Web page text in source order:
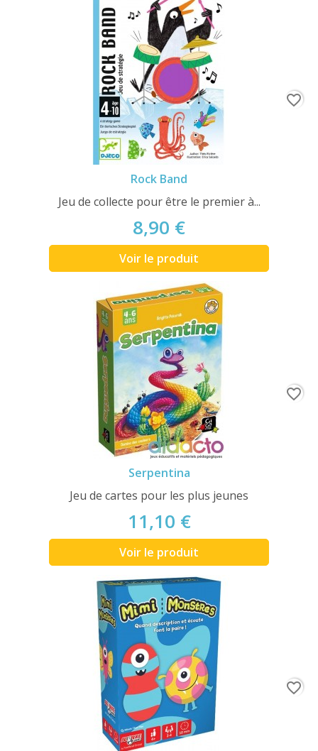
Rock Band
Jeu de collecte pour être le premier à...
8,90 €
Voir le produit
favorite_border
Serpentina
Jeu de cartes pour les plus jeunes
11,10 €
Voir le produit
favorite_border
favorite_border